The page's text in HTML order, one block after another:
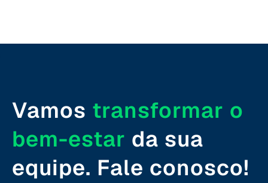
Rio Grande do Sul (RS)
Roraima (RR)
Vamos transformar o
bem-estar da sua
equipe. Fale conosco!